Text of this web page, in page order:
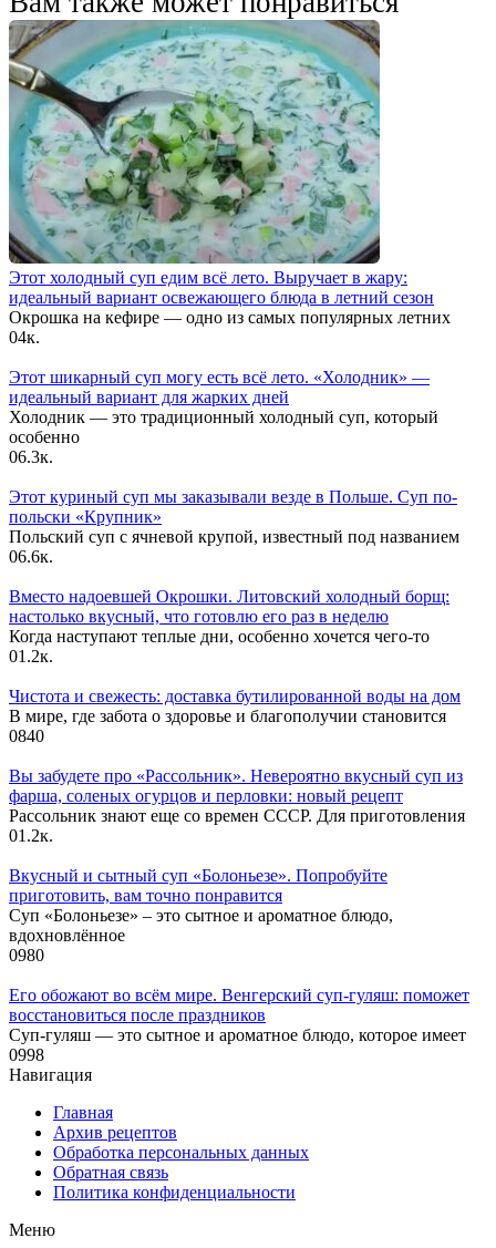
Этот холодный суп едим всё лето. Выручает в жару:
идеальный вариант освежающего блюда в летний сезон
Окрошка на кефире — одно из самых популярных летних
04к.
Этот шикарный суп могу есть всё лето. «Холодник» —
идеальный вариант для жарких дней
Холодник — это традиционный холодный суп, который
особенно
06.3к.
Этот куриный суп мы заказывали везде в Польше. Суп по-
польски «Крупник»
Польский суп с ячневой крупой, известный под названием
06.6к.
Вместо надоевшей Окрошки. Литовский холодный борщ:
настолько вкусный, что готовлю его раз в неделю
Когда наступают теплые дни, особенно хочется чего-то
01.2к.
Чистота и свежесть: доставка бутилированной воды на дом
В мире, где забота о здоровье и благополучии становится
0840
Вы забудете про «Рассольник». Невероятно вкусный суп из
фарша, соленых огурцов и перловки: новый рецепт
Рассольник знают еще со времен СССР. Для приготовления
01.2к.
Вкусный и сытный cуп «Болоньезе». Попробуйте
приготовить, вам точно понравится
Суп «Болоньезе» – это сытное и ароматное блюдо,
вдохновлённое
0980
Его обожают во всём мире. Венгерский суп-гуляш: поможет
восстановиться после праздников
Суп-гуляш — это сытное и ароматное блюдо, которое имеет
0998
Навигация
Главная
Архив рецептов
Обработка персональных данных
Обратная связь
Политика конфиденциальности
Меню